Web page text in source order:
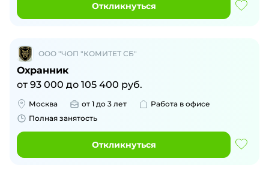
Откликнуться
ООО "ЧОП "КОМИТЕТ СБ"
Охранник
от 93 000 до 105 400 руб.
Москва от 1 до 3 лет
Работа в офисе
Полная занятость
Откликнуться